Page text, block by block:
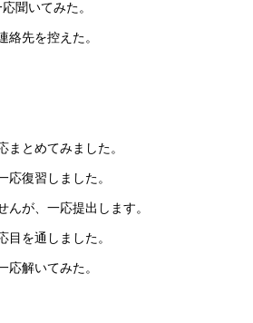
聞いてみた。
絡先を控えた。
まとめてみました。
応復習しました。
んが、一応提出します。
目を通しました。
応解いてみた。